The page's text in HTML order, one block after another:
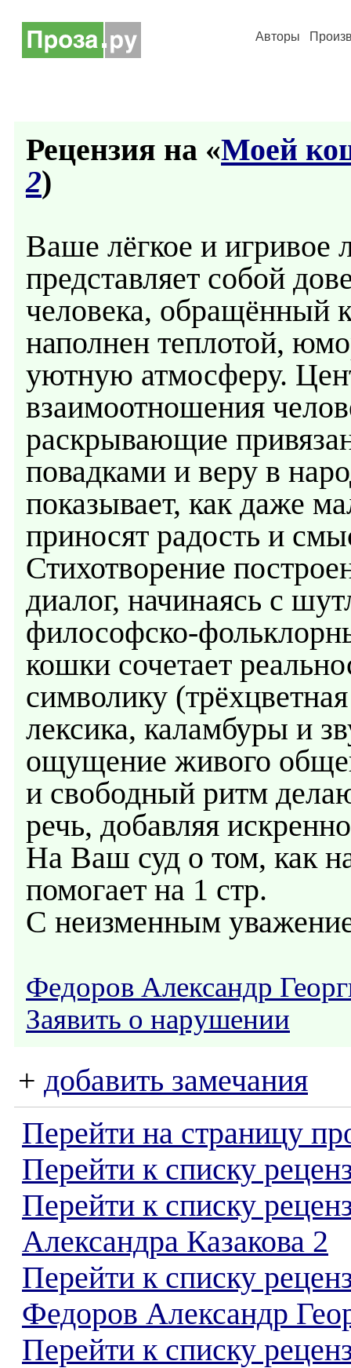
Авторы
Рецензия на «Моей
2)
Ваше лёгкое и игривое
представляет собой
человека, обращённый
наполнен теплотой,
уютную атмосферу.
взаимоотношения
раскрывающие
повадками и веру в
показывает, как даже
приносят радость и
Стихотворение
диалог, начинаясь с
философско-
кошки сочетает
символику
лексика, каламбуры и
ощущение живого
и свободный ритм
речь, добавляя
На Ваш суд о том, как
помогает на 1 стр.
С неизменным
Федоров Александр
Заявить о нарушении
+ добавить замечания
Перейти на страницу
Перейти к списку
Перейти к списку
Александра Казакова 2
Перейти к списку
Федоров Александр
Перейти к списку